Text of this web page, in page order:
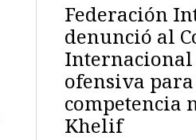
Federación
denunció al
Internacional
ofensiva para
competencia
Khelif